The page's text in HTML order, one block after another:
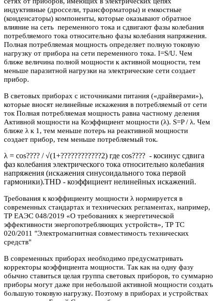
индуктивные (дроссели, трансформаторы) и емкостные
(конденсаторы) компоненты, которые оказывают обратное
влияние на сеть переменного тока и сдвигают фазы колебания
потребляемого тока относительно фазы колебания напряжения.
Полная потребляемая мощность определяет полную токовую
нагрузку от прибора на сети переменного тока. I=S/U. Чем
ближе величина полной мощности к активной мощности, тем
меньше паразитной нагрузки на электрические сети создает
прибор.
В световых приборах с источниками питания («драйверами»),
которые вносят нелинейные искажения в потребляемый от сети
ток Полная потребляемая мощность равна частному деления
Активной мощности на Коэффициент мощности (λ). S=P / λ. Чем
ближе λ к 1, тем меньше потерь на реактивной мощности
создает прибор, тем меньше потребляемый ток.
λ = cos???? / √(1+????????????2) где cos???? - косинус сдвига
фаз колебания электрического тока относительно колебания
напряжения (искажения синусоидального тока первой
гармоники).THD - коэффициент нелинейных искажений.
Требования к коэффициенту мощности λ нормируется в
современных стандартах и технических регламентах, например,
ТР ЕАЭС 048/2019 «О требованиях к энергетической
эффективности энергопотребляющих устройств», ТР ТС
020/2011 "Электромагнитная совместимость технических
средств"
В современных приборах необходимо предусматривать
корректоры коэффициента мощности. Так как на одну фазу
обычно ставиться целая группа световых приборов, то суммарно
приборы могут даже при небольшой активной мощности создать
большую токовую нагрузку. Поэтому в приборах и устройствах